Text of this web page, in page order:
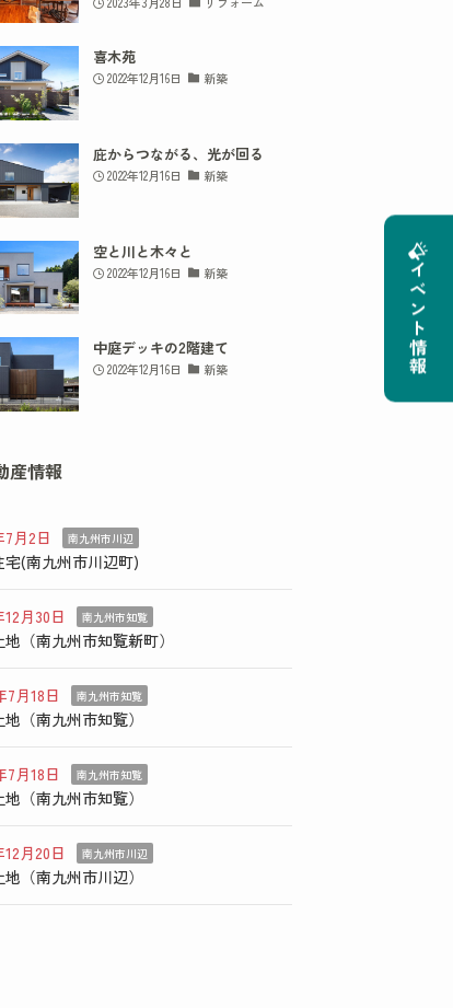
喜木苑
2022年12月16日 新築
庇からつながる、光が回る
2022年12月16日 新築
空と川と木々と
2022年12月16日 新築
中庭デッキの2階建て
2022年12月16日 新築
産情報
7月2日 南九州市川辺
宅(南九州市川辺町)
12月30日 南九州市知覧
（南九州市知覧新町）
7月18日 南九州市知覧
（南九州市知覧）
7月18日 南九州市知覧
（南九州市知覧）
12月20日 南九州市川辺
（南九州市川辺）
イベント情報